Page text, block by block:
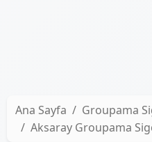
Ana Sayfa
Groupama
Aksaray Groupama